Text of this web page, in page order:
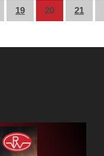
19 20 21